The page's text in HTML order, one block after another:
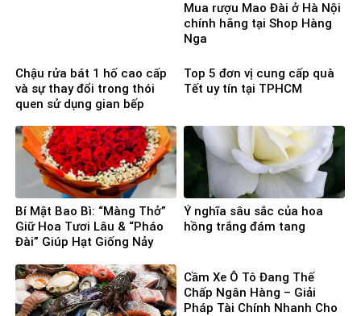
Mua rượu Mao Đài ở Hà Nội
chính hãng tại Shop Hàng
Nga
Chậu rửa bát 1 hố cao cấp
và sự thay đổi trong thói
quen sử dụng gian bếp
Top 5 đơn vị cung cấp quà
Tết uy tín tại TPHCM
Bí Mật Bao Bì: “Màng Thở”
Giữ Hoa Tươi Lâu & “Pháo
Đài” Giúp Hạt Giống Nảy
Ý nghĩa sâu sắc của hoa
hồng trắng đám tang
Cầm Xe Ô Tô Đang Thế
Chấp Ngân Hàng – Giải
Pháp Tài Chính Nhanh Cho